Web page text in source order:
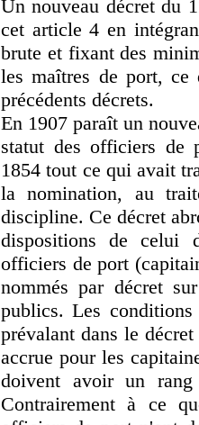
Un nouveau décret du
cet article 4 en
brute et fixant des
les maîtres de port, ce
précédents décrets.
En 1907 paraît un
statut des officiers de
1854 tout ce qui avait
la nomination, au
discipline. Ce décret
dispositions de celui
officiers de port
nommés par décret
publics. Les
prévalant dans le
accrue pour les
doivent avoir un
Contrairement à ce